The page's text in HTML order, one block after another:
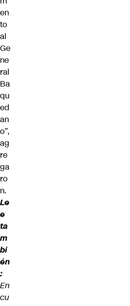
en
to
al
Ge
ne
ral
Ba
qu
ed
an
o”,
ag
re
ga
ro
n.
Le
e
ta
m
bi
én
:
En
cu